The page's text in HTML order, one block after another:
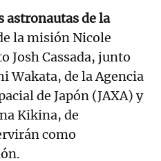
astronautas de la
la misión Nicole
Josh Cassada, junto
Wakata, de la Agencia
de Japón (JAXA) y
Kikina, de
como